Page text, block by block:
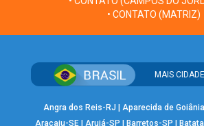
• CONTATO (MATRIZ)
MAIS
Angra dos Reis-RJ Aparecida de
Aracaju-SE |Arujá-SP Barretos-SP